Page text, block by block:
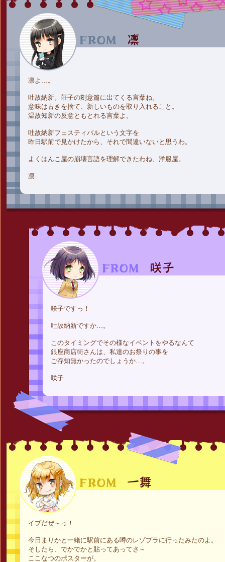
凛よ…。
吐故納新。荘子の刻意篇に出てくる言葉ね。
意味は古きを捨て、新しいものを取り入れること。
温故知新の反意ともとれる言葉よ。
吐故納新フェスティバルという文字を
昨日駅前で見かけたから、それで間違いないと思うわ。
よくはんこ屋の崩壊言語を理解できたわね、洋服屋。
凛
咲子ですっ！
吐故納新ですか…。
このタイミングでその様なイベントをやるなんて
銀座商店街さんは、私達のお祭りの事を
ご存知無かったのでしょうか…。
咲子
イブだぜ～っ！
今日まりかと一緒に駅前にある噂のレゾプラに行ったみたのよ。
そしたら、でかでかと貼ってあってさ～
ここなつのポスターが。